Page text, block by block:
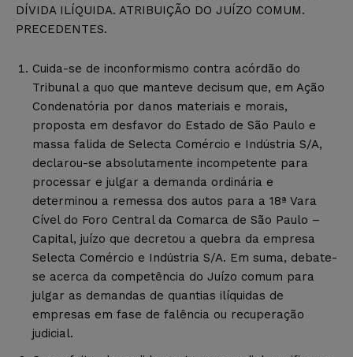
DÍVIDA ILÍQUIDA. ATRIBUIÇÃO DO JUÍZO COMUM.
PRECEDENTES.
Cuida-se de inconformismo contra acórdão do
Tribunal a quo que manteve decisum que, em Ação
Condenatória por danos materiais e morais,
proposta em desfavor do Estado de São Paulo e
massa falida de Selecta Comércio e Indústria S/A,
declarou-se absolutamente incompetente para
processar e julgar a demanda ordinária e
determinou a remessa dos autos para a 18ª Vara
Cível do Foro Central da Comarca de São Paulo –
Capital, juízo que decretou a quebra da empresa
Selecta Comércio e Indústria S/A. Em suma, debate-
se acerca da competência do Juízo comum para
julgar as demandas de quantias ilíquidas de
empresas em fase de falência ou recuperação
judicial.